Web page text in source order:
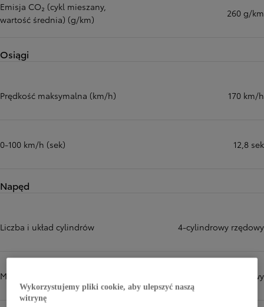
Emisja CO₂ (cykl mieszany,
wartość średnia) (g/km)
260 g/km
Osiągi
Prędkość maksymalna (km/h) 170 km/h
0-100 km/h (sek) 12,8 sek
Napęd
Liczba i układ cylindrów 4-cylindrowy rzędowy
Mechanizm zaworów DOHC 16-zaworowy
Wykorzystujemy pliki cookie, aby ulepszyć naszą
witrynę